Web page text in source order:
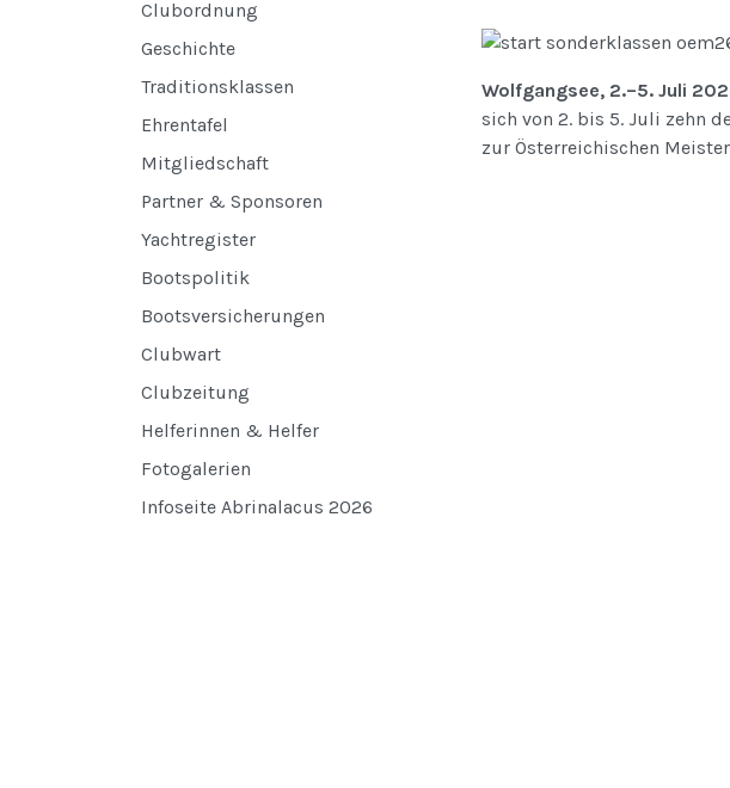
Wolfgangsee, 2.–5. Juli
sich von 2. bis 5. Juli zehn
zur Österreichischen
Clubordnung
Geschichte
Traditionsklassen
Ehrentafel
Mitgliedschaft
Partner & Sponsoren
Yachtregister
Bootspolitik
Bootsversicherungen
Clubwart
Clubzeitung
Helferinnen & Helfer
Fotogalerien
Infoseite Abrinalacus 2026